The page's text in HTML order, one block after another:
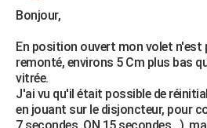
Essais
Réserver un essai
Citadines
Berlines
SUV
Forum auto
+HIGH-TECH
Mobiles
Meilleur smartphone
Internet
Ordinateurs
Jeux vidéo
Guide high-tech
+BRICOLAGE
Forum
Aménagement intérieur
Extérieur
Cuisine
Salle de bains
Jardinage
Rangement
WEEK-END
Guides de France
Escapades
Patrimoine
Expositions
Musées
Week-end nature
+LIFESTYLE
Bonjour,
En position ouvert mon volet
remonté, environs 5 Cm plus bas
vitrée.
J'ai vu qu'il était possible de
en jouant sur le disjoncteur, pour